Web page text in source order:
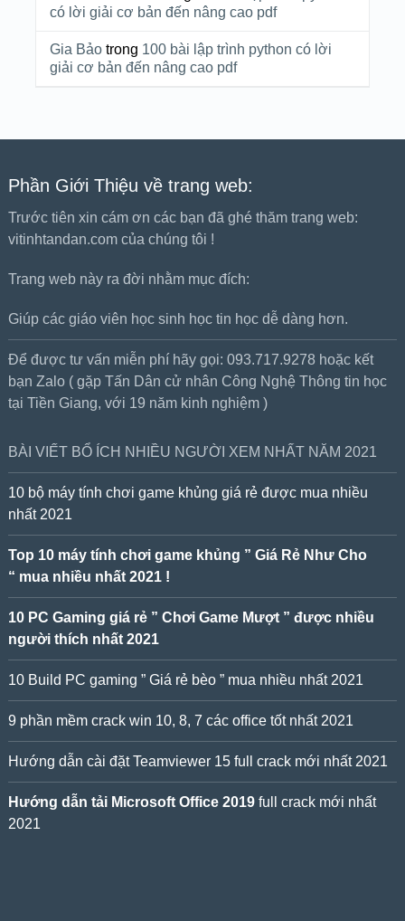
có lời giải cơ bản đến nâng cao pdf
Gia Bảotrong 100 bài lập trình python có lời
giải cơ bản đến nâng cao pdf
Phần Giới Thiệu về trang web:
Trước tiên xin cám ơn các bạn đã ghé thăm trang web:
vitinhtandan.com của chúng tôi !
Trang web này ra đời nhằm mục đích:
Giúp các giáo viên học sinh học tin học dễ dàng hơn.
Để được tư vấn miễn phí hãy gọi: 093.717.9278 hoặc kết
bạn Zalo ( gặp Tấn Dân cử nhân Công Nghệ Thông tin học
tại Tiền Giang, với 19 năm kinh nghiệm )
BÀI VIẾT BỔ ÍCH NHIỀU NGƯỜI XEM NHẤT NĂM 2021
10 bộ máy tính chơi game khủng giá rẻ được mua nhiều
nhất 2021
Top 10 máy tính chơi game khủng ” Giá Rẻ Như Cho
“ mua nhiều nhất 2021 !
10 PC Gaming giá rẻ ” Chơi Game Mượt ” được nhiều
người thích nhất 2021
10 Build PC gaming ” Giá rẻ bèo ” mua nhiều nhất 2021
9 phần mềm crack win 10, 8, 7 các office tốt nhất 2021
Hướng dẫn cài đặt Teamviewer 15 full crack mới nhất 2021
Hướng dẫn tải Microsoft Office 2019full crack mới nhất
2021